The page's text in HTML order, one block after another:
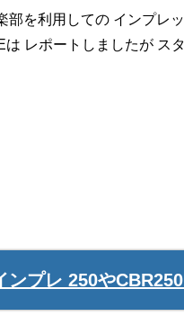
部を利用しての インプレ
レポートしましたが ス
プレ 250や